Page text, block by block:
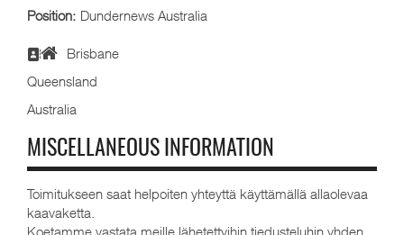
Position: Dundernews Australia
Brisbane
Queensland
Australia
MISCELLANEOUS INFORMATION
Toimitukseen saat helpoiten yhteyttä käyttämällä allaolevaa
kaavaketta.
Koetamme vastata meille lähetettyihin tiedusteluhin yhden